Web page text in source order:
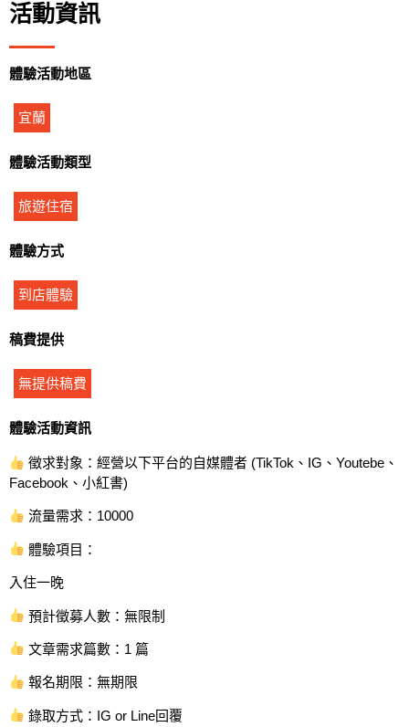
活動資訊
體驗活動地區
宜蘭
體驗活動類型
旅遊住宿
體驗方式
到店體驗
稿費提供
無提供稿費
體驗活動資訊
徵求對象：經營以下平台的自媒體者 (TikTok、IG、Youtebe、
Facebook、小紅書)
流量需求：10000
體驗項目：
入住一晚
預計徵募人數：無限制
文章需求篇數：1 篇
報名期限：無期限
錄取方式：IG or Line回覆